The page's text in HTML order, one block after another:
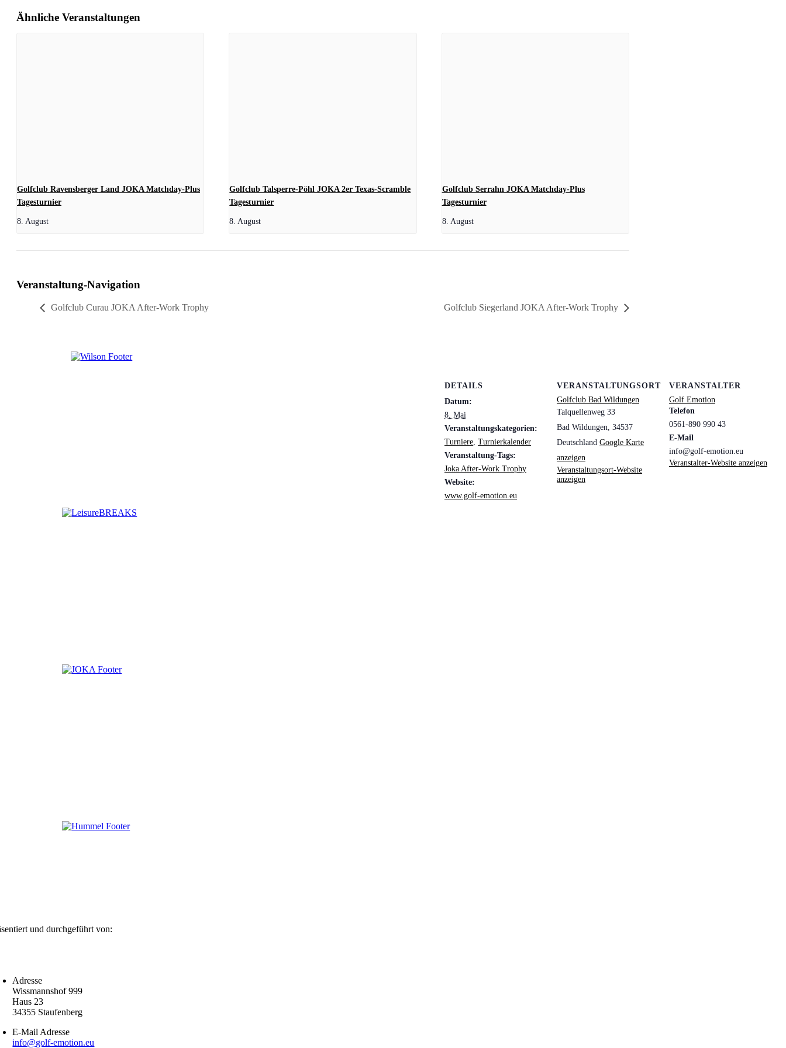
Ähnliche Veranstaltungen
Golfclub Ravensberger Land JOKA Matchday-Plus
Tagesturnier
8. August
Golfclub Talsperre-Pöhl JOKA 2er Texas-Scramble
Tagesturnier
8. August
Golfclub Serrahn JOKA Matchday-Plus
Tagesturnier
8. August
Veranstaltung-Navigation
Golfclub Curau JOKA After-Work Trophy Golfclub Siegerland JOKA After-Work Trophy
DETAILS
Datum:
8. Mai
Veranstaltungskategorien:
Turniere Turnierkalender
Veranstaltung-Tags:
Joka After-Work Trophy
Website:
www.golf-emotion.eu
VERANSTALTUNGSORT
Golfclub Bad Wildungen
Talquellenweg 33
Bad Wildungen 34537
Deutschland Google Karte
anzeigen
Veranstaltungsort-Website
anzeigen
VERANSTALTER
Golf Emotion
Telefon
0561-890 990 43
E-Mail
info@golf-emotion.eu
Veranstalter-Website anzeigen
und durchgeführt von:
Adresse
Wissmannshof 999
Haus 23
34355 Staufenberg
E-Mail Adresse
info@golf-emotion.eu